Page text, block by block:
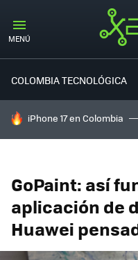
MENÚ
COLOMBIA TECNOLÓGICA
HOY SE HABLA DE
iPhone 17 en Colombia
GoPaint: así
aplicación de
Huawei